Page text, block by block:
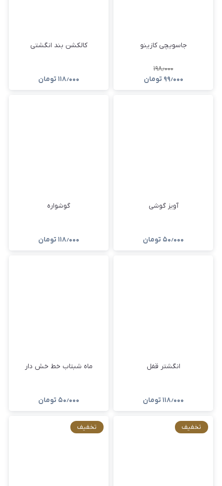
جاسویچی کازینو
۱۹۸٫۰۰۰
۹۹٫۰۰۰ تومان
کالکشن بند انگشتی
۱۱۸٫۰۰۰ تومان
آویز گوشی
۵۰٫۰۰۰ تومان
گوشواره
۱۱۸٫۰۰۰ تومان
انگشتر قفل
۱۱۸٫۰۰۰ تومان
ماه شبتاب خط خش دار
۵۰٫۰۰۰ تومان
تخفیف تخفیف